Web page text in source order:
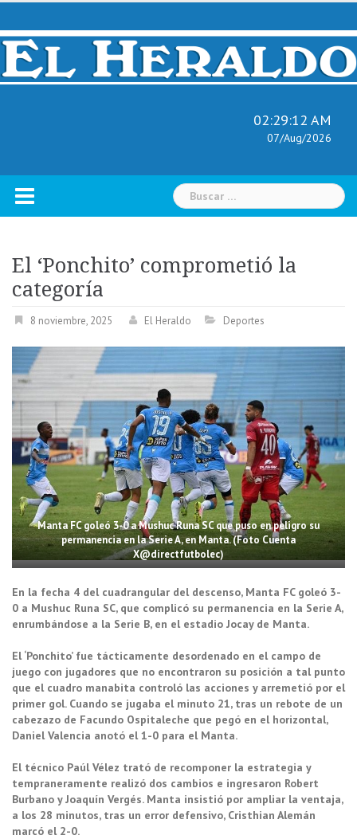
Skip
content
02:29:13 AM
07/Aug/2026
Buscar:
El ‘Ponchito’ comprometió la
categoría
8 noviembre, 2025 El Heraldo Deportes
Manta FC goleó 3-0 a Mushuc Runa SC que puso en peligro su
permanencia en la Serie A, en Manta. (Foto Cuenta
X@directfutbolec)
En la fecha 4 del cuadrangular del descenso, Manta FC goleó 3-
0 a Mushuc Runa SC, que complicó su permanencia en la Serie A,
enrumbándose a la Serie B, en el estadio Jocay de Manta.
El ‘Ponchito’ fue tácticamente desordenado en el campo de
juego con jugadores que no encontraron su posición a tal punto
que el cuadro manabita controló las acciones y arremetió por el
primer gol. Cuando se jugaba el minuto 21, tras un rebote de un
cabezazo de Facundo Ospitaleche que pegó en el horizontal,
Daniel Valencia anotó el 1-0 para el Manta.
El técnico Paúl Vélez trató de recomponer la estrategia y
tempraneramente realizó dos cambios e ingresaron Robert
Burbano y Joaquín Vergés. Manta insistió por ampliar la ventaja,
a los 28 minutos, tras un error defensivo, Cristhian Alemán
marcó el 2-0.